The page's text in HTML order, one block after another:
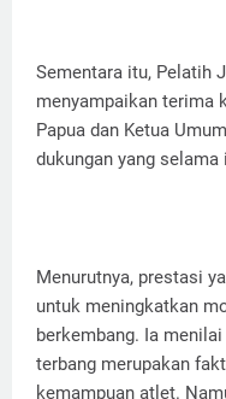
Sementara itu, Pelatih
menyampaikan terima
Papua dan Ketua
dukungan yang
Menurutnya, prestasi
untuk meningkatkan
berkembang. Ia
terbang merupakan
kemampuan atlet.